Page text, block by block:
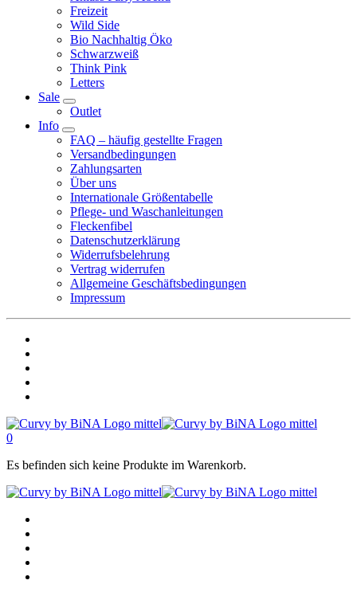
Freizeit
Wild Side
Bio Nachhaltig Öko
Schwarzweiß
Think Pink
Letters
Sale
Outlet
Info
FAQ – häufig gestellte Fragen
Versandbedingungen
Zahlungsarten
Über uns
Internationale Größentabelle
Pflege- und Waschanleitungen
Fleckenfibel
Datenschutzerklärung
Widerrufsbelehrung
Vertrag widerrufen
Allgemeine Geschäftsbedingungen
Impressum
0
Es befinden sich keine Produkte im Warenkorb.